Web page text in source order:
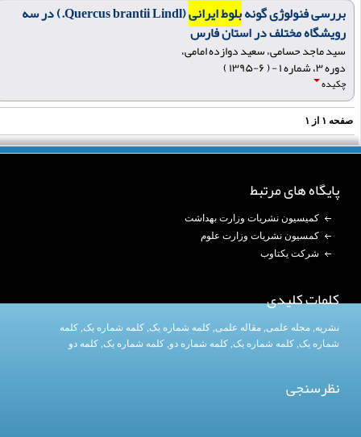
بررسی فنولوژی گونهبلوط ایرانی (Quercus brantii Lindl.) در سه
رویشگاه مختلف در استان فارس
سید ماجد حسامی، سعید دوازده امامی،
دوره ۳، شماره ۱ - ( ۶-۱۳۹۵ )
چکیده
۱از ۱
پایگاه های مرتبط
کمیسیون نشریات وزارت بهداشت
کمسیون نشریات وزارت علوم
شرکت یکتاوب
کلمات کلیدی
نشریه,مجله علمی,مقاله علمی,کلمه شماره یک, کلمه شماره یک,کلمه
شماره یک,کلمه شماره یک, کلمه شماره دو,کلمه شماره یک,کلمه دو
نظرسنجی